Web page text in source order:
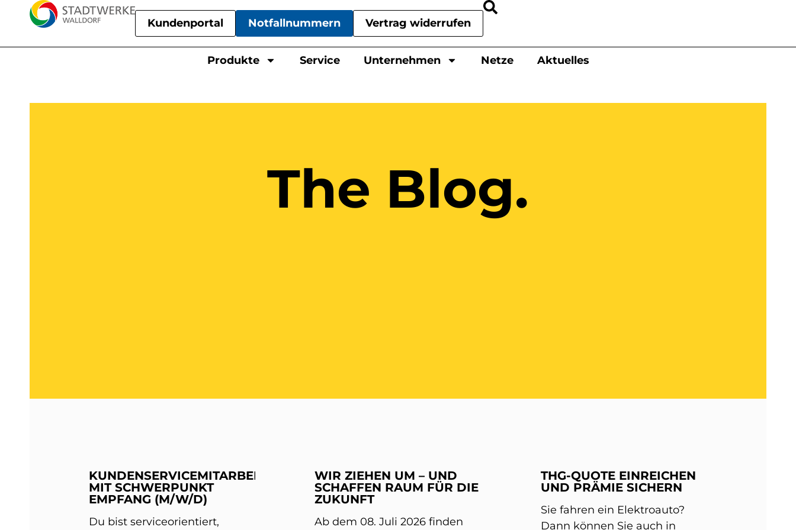
Kundenportal Notfallnummern Vertrag widerrufen
Produkte Service Unternehmen Netze Aktuelles
The Blog.
KUNDENSERVICEMITARBEITER
MIT SCHWERPUNKT
EMPFANG (M/W/D)
Du bist serviceorientiert,
WIR ZIEHEN UM – UND
SCHAFFEN RAUM FÜR DIE
ZUKUNFT
Ab dem 08. Juli 2026 finden
THG-QUOTE EINREICHEN
UND PRÄMIE SICHERN
Sie fahren ein Elektroauto?
Dann können Sie auch in